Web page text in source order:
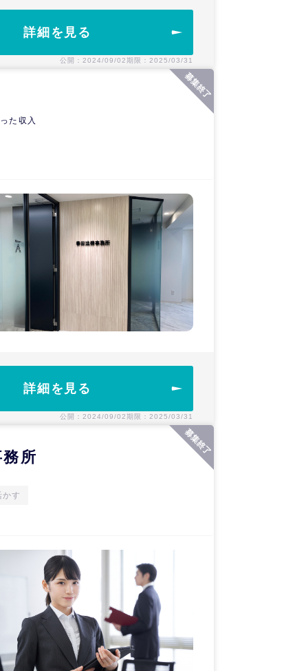
詳細を見る
公開：2024/09/02期限：2025/03/31
た収入
詳細を見る
公開：2024/09/02期限：2025/03/31
所
かす